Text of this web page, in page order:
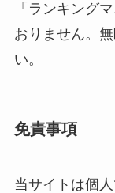
「ランキング
おりません。
い。
免責事項
当サイトは個